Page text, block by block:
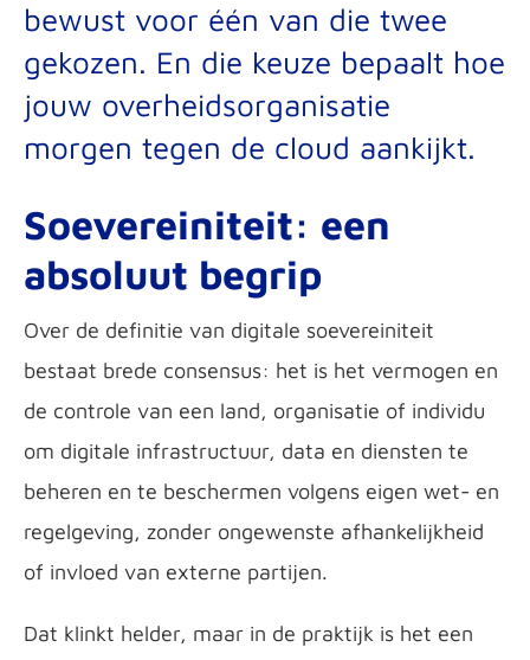
bewust voor één van die twee
gekozen. En die keuze bepaalt hoe
jouw overheidsorganisatie
morgen tegen de cloud aankijkt.
Soevereiniteit: een
absoluut begrip
Over de definitie van digitale soevereiniteit
bestaat brede consensus: het is het vermogen en
de controle van een land, organisatie of individu
om digitale infrastructuur, data en diensten te
beheren en te beschermen volgens eigen wet- en
regelgeving, zonder ongewenste afhankelijkheid
of invloed van externe partijen.
Dat klinkt helder, maar in de praktijk is het een